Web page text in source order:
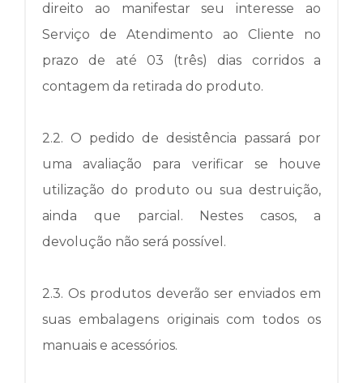
direito ao manifestar seu interesse ao
Serviço de Atendimento ao Cliente no
prazo de até 03 (três) dias corridos a
contagem da retirada do produto.
2.2. O pedido de desistência passará por
uma avaliação para verificar se houve
utilização do produto ou sua destruição,
ainda que parcial. Nestes casos, a
devolução não será possível.
2.3. Os produtos deverão ser enviados em
suas embalagens originais com todos os
manuais e acessórios.